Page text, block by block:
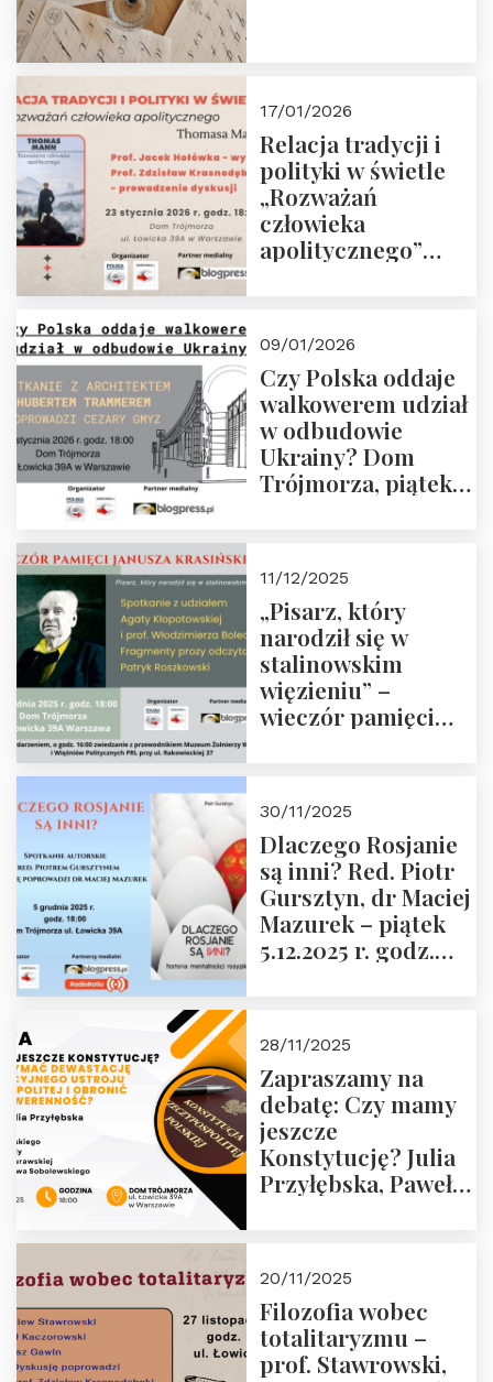
17/01/2026
Relacja tradycji i
polityki w świetle
„Rozważań
człowieka
apolitycznego”
godz. 18:00.
Zapraszamy!
09/01/2026
Czy Polska oddaje
walkowerem udział
w odbudowie
Ukrainy? Dom
Trójmorza, piątek
11/12/2025
„Pisarz, który
narodził się w
stalinowskim
więzieniu” –
wieczór pamięci
zwiedzanie
Muzeum Żołnierzy
Wyklętych i
Więźniów
Politycznych PRL o
godz. 16:00 – 19
30/11/2025
Dlaczego Rosjanie
są inni? Red. Piotr
Gursztyn, dr Maciej
Mazurek – piątek
5.12.2025 r. godz.
28/11/2025
Zapraszamy na
debatę: Czy mamy
jeszcze
Konstytucję? Julia
Przyłębska, Paweł
Przemysław
Sobolewski – 4
grudnia 2025 r.
godz. 18:00.
20/11/2025
Filozofia wobec
totalitaryzmu –
prof. Stawrowski,